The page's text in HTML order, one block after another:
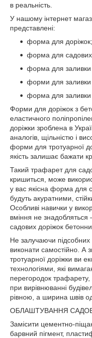
в реальність.
У нашому інтернет
представлені:
форма для доріжок;
форма для садових
форма для заливки
форми для заливки
форма для заливки
Форми для доріжок з
еластичного
доріжки зроблена в
аналогів, щільністю і
форми для тротуарної
якість залишає бажати
Такий трафарет для
кришиться, може
у вас якісна форма для
будуть акуратними,
Особливі навички у
вміння не знадобляться
садових доріжок
Не залучаючи підсобних
виконати самостійно.
тротуарної доріжки ви
технологіями, які
перегородок трафарету,
при вирівнюванні
рівною, а ширина швів
ОБЛАШТУВАННЯ
Замісити цементно-
барвний пігмент,